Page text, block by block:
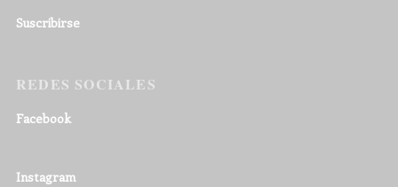
Suscribirse
REDES SOCIALES
Facebook
Instagram